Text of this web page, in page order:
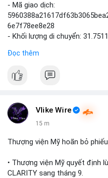
- Mã giao dịch:
6e7f78ee8e28
- Khối lượng di chuyển:
USD)
Đọc thêm
Vlike Wire
15 m
Thượng viện Mỹ hoãn bỏ
• Thượng viện Mỹ quyết định
CLARITY sang tháng 9.